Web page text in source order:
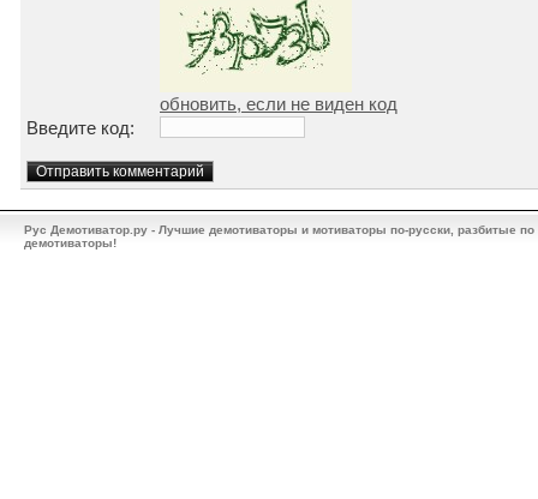
обновить, если не виден код
Введите код:
Рус Демотиватор.ру - Лучшие демотиваторы и мотиваторы по-русски, разбитые
демотиваторы!